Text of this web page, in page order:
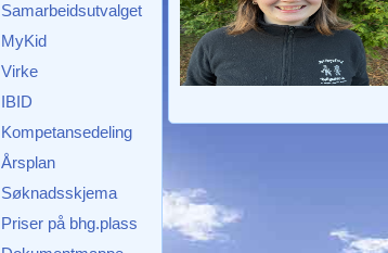
Samarbeidsutvalget
MyKid
Virke
IBID
Kompetansedeling
Årsplan
Søknadsskjema
Priser på bhg.plass